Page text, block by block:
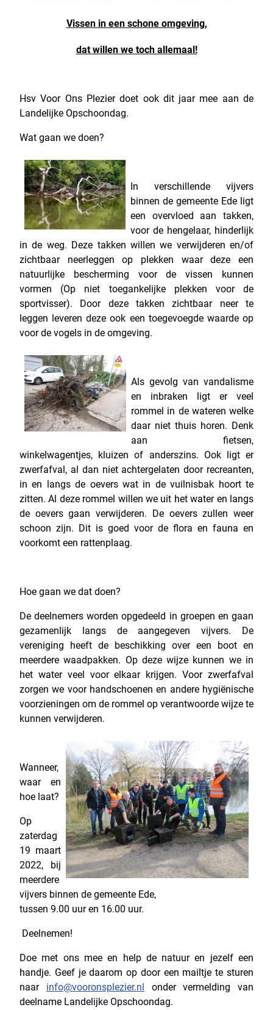
Vissen in een schone omgeving,
dat willen we toch allemaal!
Hsv Voor Ons Plezier doet ook dit jaar mee aan de
Landelijke Opschoondag.
Wat gaan we doen?
In verschillende vijvers
binnen de gemeente Ede ligt
een overvloed aan takken,
voor de hengelaar, hinderlijk
in de weg. Deze takken willen we verwijderen en/of
zichtbaar neerleggen op plekken waar deze een
natuurlijke bescherming voor de vissen kunnen
vormen (Op niet toegankelijke plekken voor de
sportvisser). Door deze takken zichtbaar neer te
leggen leveren deze ook een toegevoegde waarde op
voor de vogels in de omgeving.
Als gevolg van vandalisme
en inbraken ligt er veel
rommel in de wateren welke
daar niet thuis horen. Denk
aan fietsen,
winkelwagentjes, kluizen of anderszins. Ook ligt er
zwerfafval, al dan niet achtergelaten door recreanten,
in en langs de oevers wat in de vuilnisbak hoort te
zitten. Al deze rommel willen we uit het water en langs
de oevers gaan verwijderen. De oevers zullen weer
schoon zijn. Dit is goed voor de flora en fauna en
voorkomt een rattenplaag.
Hoe gaan we dat doen?
De deelnemers worden opgedeeld in groepen en gaan
gezamenlijk langs de aangegeven vijvers. De
vereniging heeft de beschikking over een boot en
meerdere waadpakken. Op deze wijze kunnen we in
het water veel voor elkaar krijgen. Voor zwerfafval
zorgen we voor handschoenen en andere hygiënische
voorzieningen om de rommel op verantwoorde wijze te
kunnen verwijderen.
Wanneer,
waar en
hoe laat?
Op
zaterdag
19 maart
2022, bij
meerdere
vijvers binnen de gemeente Ede,
tussen 9.00 uur en 16.00 uur.
Deelnemen!
Doe met ons mee en help de natuur en jezelf een
handje. Geef je daarom op door een mailtje te sturen
naar info@vooronsplezier.nl onder vermelding van
deelname Landelijke Opschoondag.